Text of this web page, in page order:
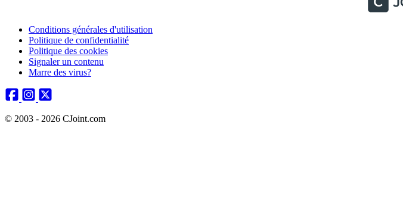
Conditions générales d'utilisation
Politique de confidentialité
Politique des cookies
Signaler un contenu
Marre des virus?
© 2003 - 2026 CJoint.com